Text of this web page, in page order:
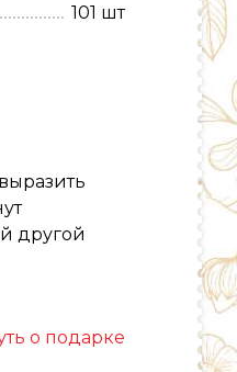
101 шт
другой
о подарке